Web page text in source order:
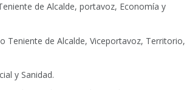
de Alcalde, portavoz, Economía y
Teniente de Alcalde, Viceportavoz, Territorio,
y Sanidad.